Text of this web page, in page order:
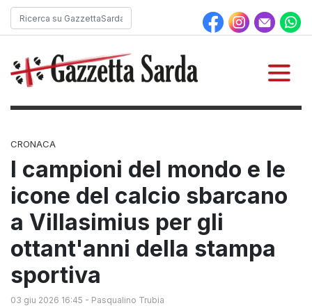
CRONACA
I campioni del mondo e le
icone del calcio sbarcano
a Villasimius per gli
ottant'anni della stampa
sportiva
03 giu 2026 16:45 - Pasqualino Trubia